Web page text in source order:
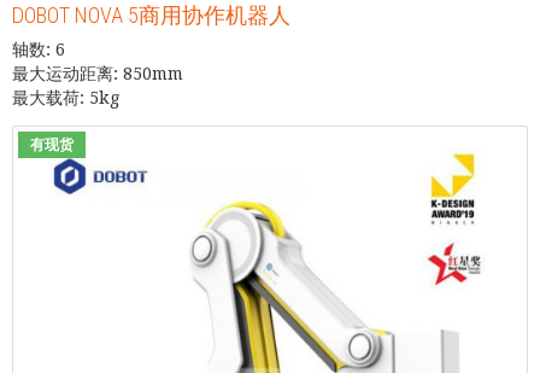
DOBOT NOVA 5商用协作机器人
轴数: 6
最大运动距离: 850mm
最大载荷: 5kg
有现货